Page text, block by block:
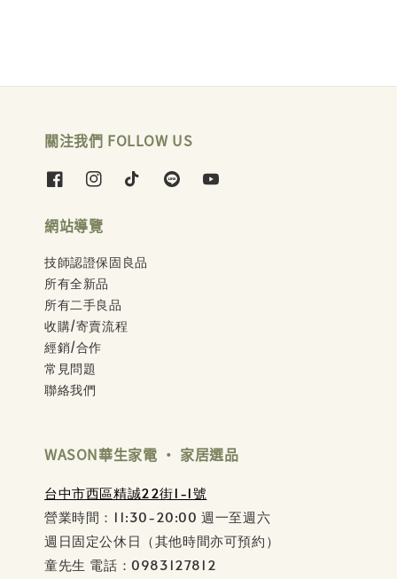
關注我們 FOLLOW US
網站導覽
技師認證保固良品
所有全新品
所有二手良品
收購/寄賣流程
經銷/合作
常見問題
聯絡我們
WASON華生家電 ‧ 家居選品
台中市西區精誠22街1-1號
營業時間：11:30-20:00 週一至週六
週日固定公休日（其他時間亦可預約）
童先生 電話：0983127812